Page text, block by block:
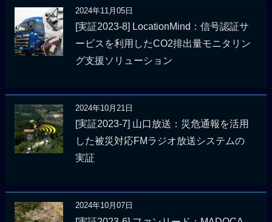
2024年11月05日
[実証2023-8] LocationMind：信号認証サ
ービスを利用したCO2排出量モニタリン
グ支援ソリューション
2024年10月21日
[実証2023-7] 山口放送：災危通報を活用
した被災対応FMラジオ放送システムの
実証
2024年10月07日